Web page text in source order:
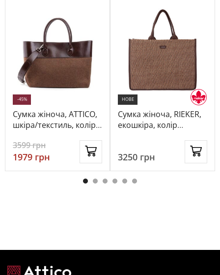
Сумка жіноча, ATTICO,
шкіра/текстиль, колір
-45%
3599грн
1979 грн
НОВЕ
Сумка жіноча, RIEKER,
екошкіра, колір
3250 грн